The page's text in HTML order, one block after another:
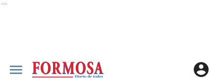
Ads